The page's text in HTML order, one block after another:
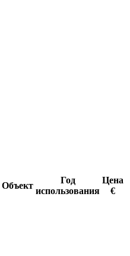
Объект
Год
использования
Цена
€